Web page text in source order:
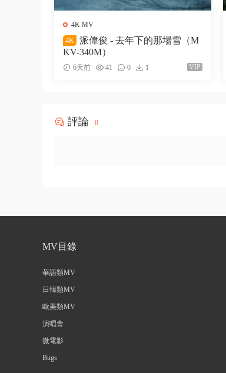
4K MV
4K
派偉俊 - 去年下的那場雪（M
KV-340M）
6天前 41 0 1 VIP
評論 0
MV目錄
華語類MV
日韓類MV
歐美類MV
演唱會
微電影
Bugs